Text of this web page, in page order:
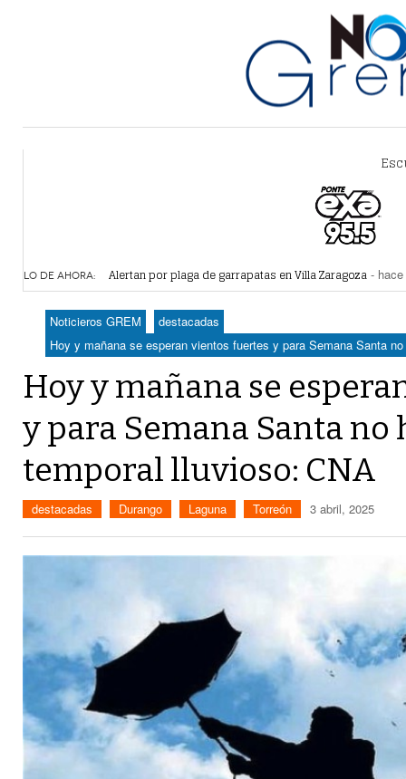
LO DE AHORA:
Reiteran estrategia para combate a la extorsión en
Por falta de agua, vecinos de Villa Zaragoza bloquearon
Plantean fideicomiso federal para operar Agua
Detienen a juez del Tribunal Superior de Justicia de
Noticieros GREM
destacadas
Hoy y mañana se esperan vientos fuertes y para Semana Santa
Hoy y mañana se
y para Semana Santa no
temporal lluvioso: CNA
destacadas Durango Laguna Torreón 3 abril, 2025